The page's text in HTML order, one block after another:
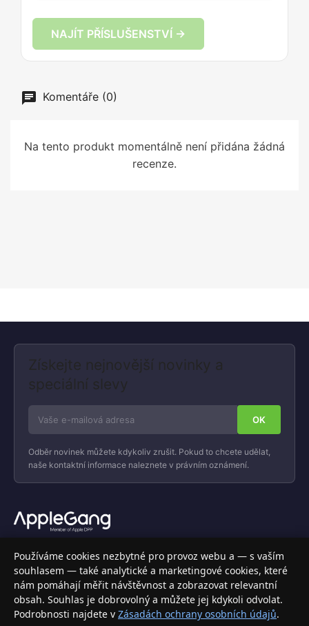
NAJÍT PŘÍSLUŠENSTVÍ →
Komentáře (0)
Na tento produkt momentálně není přidána žádná
recenze.
Získejte nejnovější novinky a
speciální slevy
Odběr novinek můžete kdykoliv zrušit. Pokud to chcete udělat,
naše kontaktní informace naleznete v právním oznámení.
Váš specializovaný obchod s Apple produkty, příslušenstvím a
elektronikou. Nakupujte bezpečně a s jistotou.
INFORMACE
Doprava a doručení
Používáme cookies nezbytné pro provoz webu a — s vaším
souhlasem — také analytické a marketingové cookies, které
nám pomáhají měřit návštěvnost a zobrazovat relevantní
obsah. Souhlas je dobrovolný a můžete jej kdykoli odvolat.
Podrobnosti najdete v Zásadách ochrany osobních údajů.